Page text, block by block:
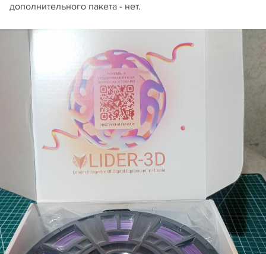
дополнительного пакета - нет.